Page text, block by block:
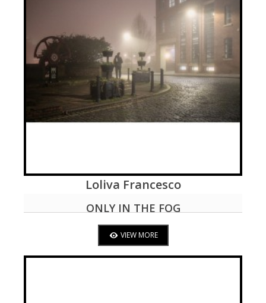
VIEW MORE
Loliva Francesco
ONLY IN THE FOG
VIEW MORE